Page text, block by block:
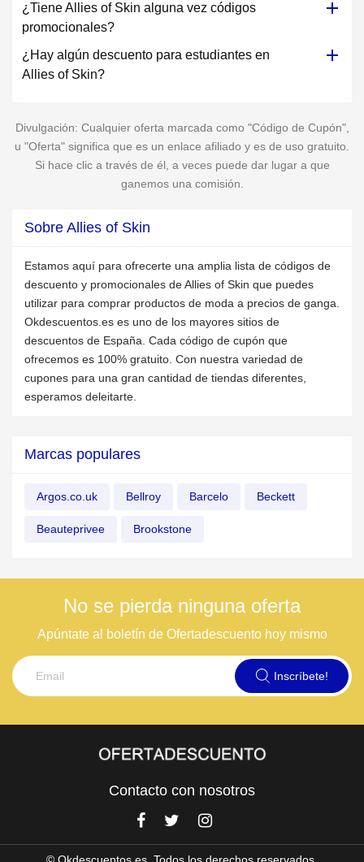
¿Tiene Allies of Skin alguna vez códigos
promocionales?
¿Hay algún descuento para estudiantes en
Allies of Skin?
Divulgación: Cualquier oferta marcada como "Código de Cupón",
u "Oferta" significa que es un enlace afiliado y es de uso gratuito.
Si hace clic a través de él, a veces puede dar lugar a que
ganemos una comisión.
Sobre Allies of Skin
Estamos aquí para ofrecerte una amplia lista de códigos de
descuento y promocionales de Allies of Skin que puedes
utilizar para comprar productos de moda a precios de ganga.
Okdescuentos.es es uno de los mayores sitios de
descuentos de España. Cada código de cupón que
ofrecemos es 100% gratuito. Con nuestra variedad de
cupones para una gran cantidad de tiendas diferentes,
esperamos deleitarte.
Marcas populares
Argos.co.uk Bellroy Barcelo Beckett
Beauteprivee Brookstone
No se pierda ninguna oferta
Apúntate al boletín de Ofertadescuento hoy mismo
Inscríbete!
Contacto con nosotros